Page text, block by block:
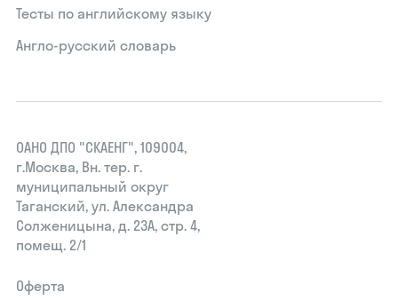
Тесты по английскому языку
Англо-русский словарь
ОАНО ДПО "СКАЕНГ", 109004,
г.Москва, Вн. тер. г.
муниципальный округ
Таганский, ул. Александра
Солженицына, д. 23А, стр. 4,
помещ. 2/1
Оферта